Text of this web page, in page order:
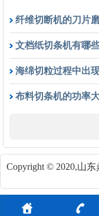
纤维切断机的刀片
文档纸切条机有哪
海绵切粒过程中出
布料切条机的功率
Copyright © 2020,山东